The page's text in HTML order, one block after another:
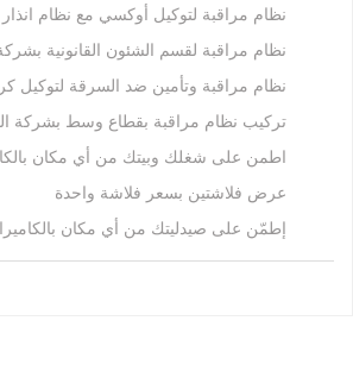
نظام مراقبة لتوكيل أوكسي مع نظام
نظام مراقبة لقسم الشئون القانونية بشركة
نظام مراقبة وتأمين ضد السرقة لتوكيل
تركيب نظام مراقبة بقطاع وسط بشركة
اطمن على شغلك وبيتك من أي مكان
عرض فلاشتين بسعر فلاشة واحدة
إطمّن على صيدليتك من أي مكان